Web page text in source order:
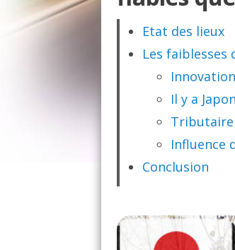
Etat des lieux
Les faiblesses
Il y a
Influence
Conclusion